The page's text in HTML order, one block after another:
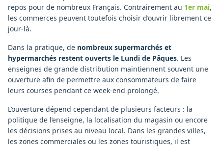
repos pour de nombreux Français. Contrairement au 1er mai,
les commerces peuvent toutefois choisir d’ouvrir librement ce
jour-là.
Dans la pratique, de nombreux supermarchés et
hypermarchés restent ouverts le Lundi de Pâques. Les
enseignes de grande distribution maintiennent souvent une
ouverture afin de permettre aux consommateurs de faire
leurs courses pendant ce week-end prolongé.
L’ouverture dépend cependant de plusieurs facteurs : la
politique de l’enseigne, la localisation du magasin ou encore
les décisions prises au niveau local. Dans les grandes villes,
les zones commerciales ou les zones touristiques, il est